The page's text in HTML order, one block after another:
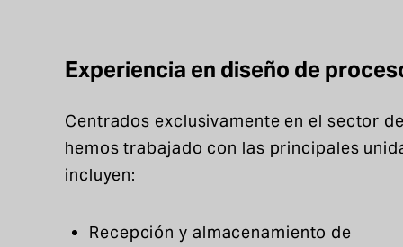
Experiencia en diseño de
Centrados exclusivamente en el sector
hemos trabajado con las principales
incluyen:
Recepción y almacenamiento de